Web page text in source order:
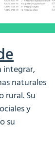
integrar,
naturales
rural. Su
y
su